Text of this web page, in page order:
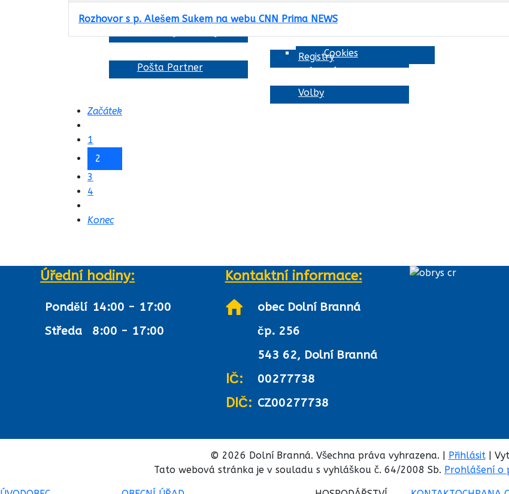
Pošta Partner
Aktuality
GDPR
Cookies
Registry
oznámení
Volby
Rozhovor s p. Alešem Sukem na webu CNN Prima NEWS
Začátek
1
2
3
4
Konec
Úřední hodiny:
Pondělí 14:00 - 17:00
Středa
8:00 - 17:00
Kontaktní informace:
obec Dolní Branná
čp. 256
543 62, Dolní Branná
IČ: 00277738
DIČ: CZ00277738
© 2026 Dolní Branná. Všechna práva vyhrazena. | Přihlásit|
Tato webová stránka je v souladu s vyhláškou č. 64/2008 Sb. Prohlášení o